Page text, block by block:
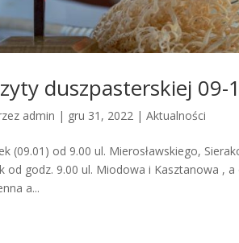
duszpasterskiej 09-
admin | gru 31, 2022 |Aktualności
(09.01) od 9.00 ul. Mierosławskiego,
od godz. 9.00 ul. Miodowa i Kasztanowa ,
a...